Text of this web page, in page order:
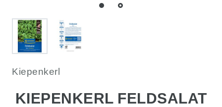
Kiepenkerl
KIEPENKERL FELDSALAT